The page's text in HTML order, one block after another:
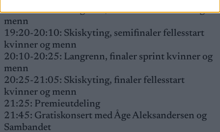
18:55-19:20: Langrenn, semifinaler kvinner og
menn
19:20-20:10: Skiskyting, semifinaler fellesstart
kvinner og menn
20:10-20:25: Langrenn, finaler sprint kvinner og
menn
20:25-21:05: Skiskyting, finaler fellesstart
kvinner og menn
21:25: Premieutdeling
21:45: Gratiskonsert med Åge Aleksandersen og
Sambandet